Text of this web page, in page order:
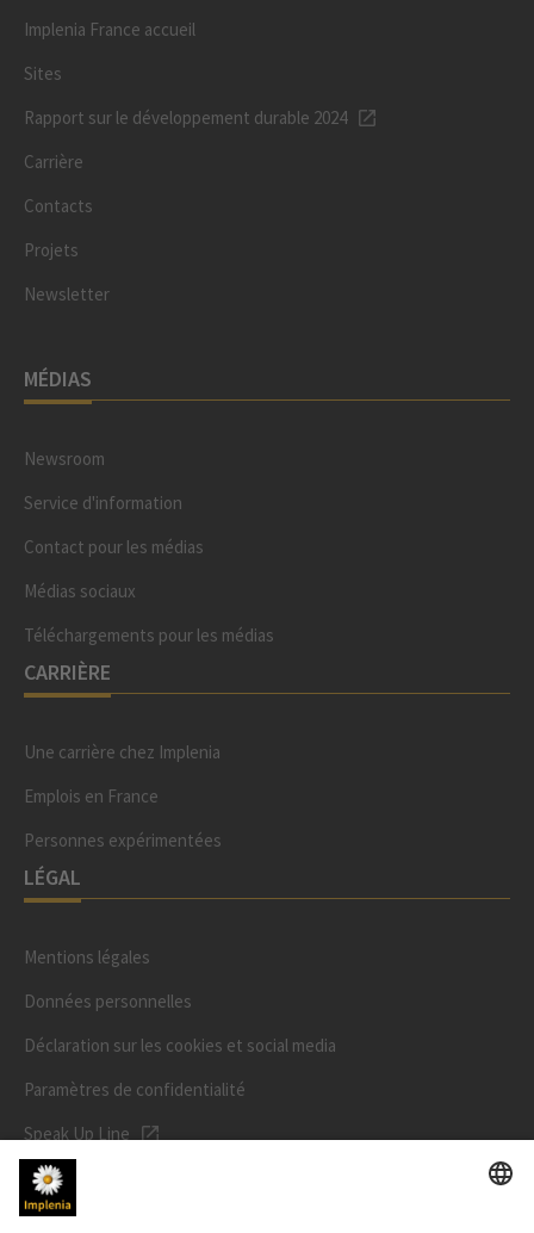
Implenia France accueil
Sites
Rapport sur le développement durable 2024
Carrière
Contacts
Projets
Newsletter
MÉDIAS
Newsroom
Service d'information
Contact pour les médias
Médias sociaux
Téléchargements pour les médias
CARRIÈRE
Une carrière chez Implenia
Emplois en France
Personnes expérimentées
LÉGAL
Mentions légales
Données personnelles
Déclaration sur les cookies et social media
Paramètres de confidentialité
Speak Up Line
PRIX DE L'ACTION